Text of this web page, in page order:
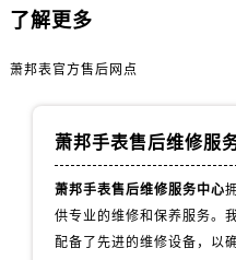
了解更多
萧邦表官方售后网点
萧邦手表售后维修服
萧邦手表售后维修服务中心
供专业的维修和保养服务。
配备了先进的维修设备，以